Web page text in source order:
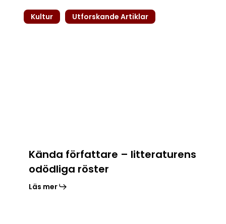
författare
Kultur Utforskande Artiklar
Kända författare – litteraturens
odödliga röster
Läs mer